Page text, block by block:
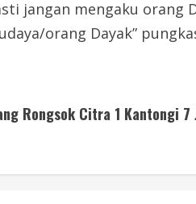
jangan mengaku
orang Dayak”
Rongsok Citra 1 Kantongi 7